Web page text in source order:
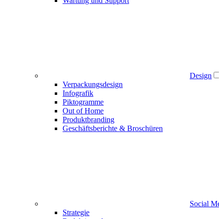
Design
Verpackungsdesign
Infografik
Piktogramme
Out of Home
Produktbranding
Geschäftsberichte & Broschüren
Social
Strategie